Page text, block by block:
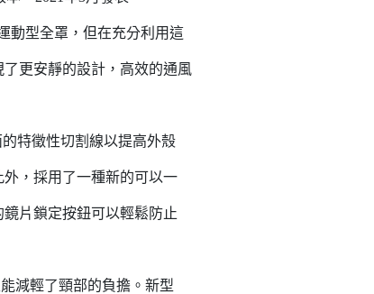
動型全罩，但在充分利用這
更安靜的設計，高效的通風
特徵性切割線以提高外殼
，採用了一種新的可以一
片鎖定按鈕可以輕鬆防止
減輕了頸部的負擔。新型